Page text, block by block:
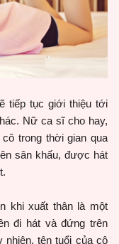
tiếp tục giới thiệu tới
Nữ ca sĩ cho hay,
trong thời gian qua
sân khấu, được hát
khi xuất thân là một
đi hát và đứng trên
nhiên, tên tuổi của cô